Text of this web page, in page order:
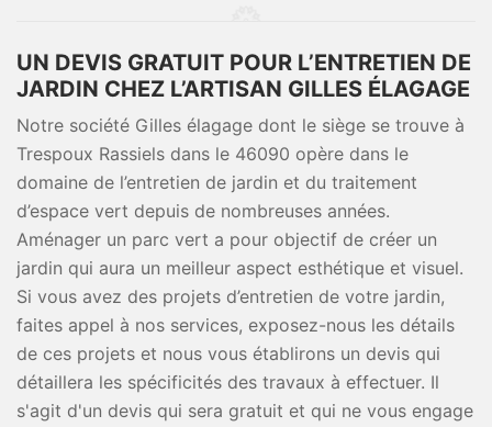
UN DEVIS GRATUIT POUR L’ENTRETIEN DE
JARDIN CHEZ L’ARTISAN GILLES ÉLAGAGE
Notre société Gilles élagage dont le siège se trouve à
Trespoux Rassiels dans le 46090 opère dans le
domaine de l’entretien de jardin et du traitement
d’espace vert depuis de nombreuses années.
Aménager un parc vert a pour objectif de créer un
jardin qui aura un meilleur aspect esthétique et visuel.
Si vous avez des projets d’entretien de votre jardin,
faites appel à nos services, exposez-nous les détails
de ces projets et nous vous établirons un devis qui
détaillera les spécificités des travaux à effectuer. Il
s'agit d'un devis qui sera gratuit et qui ne vous engage